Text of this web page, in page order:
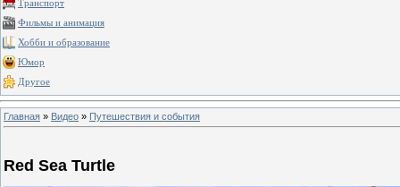
Транспорт
Фильмы и анимация
Хобби и образование
Юмор
Другое
Главная » Видео » Путешествия и события
Red Sea Turtle